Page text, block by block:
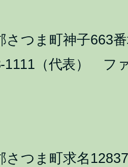
さつま町神子663
1111（代表） フ
さつま町求名